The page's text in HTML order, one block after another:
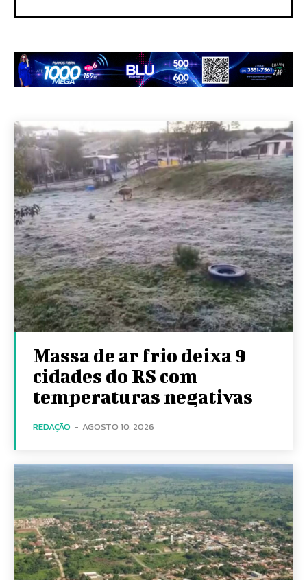
Massa de ar frio deixa 9
cidades do RS com
temperaturas negativas
REDAÇÃO - AGOSTO 10, 2026